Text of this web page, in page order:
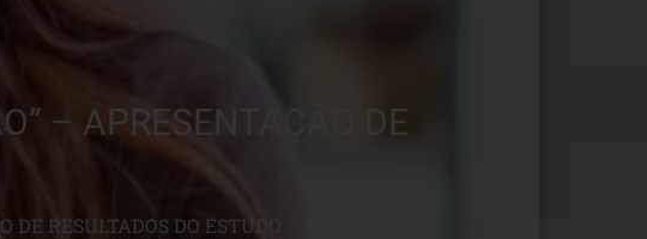
– APRESENTAÇÃO DE
RESULTADOS DO ESTUDO